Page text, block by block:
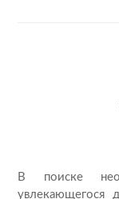
В поиске
увлекающегося